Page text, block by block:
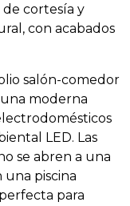
de cortesía y
con acabados
salón-comedor
moderna
LED. Las
se abren a una
una piscina
para